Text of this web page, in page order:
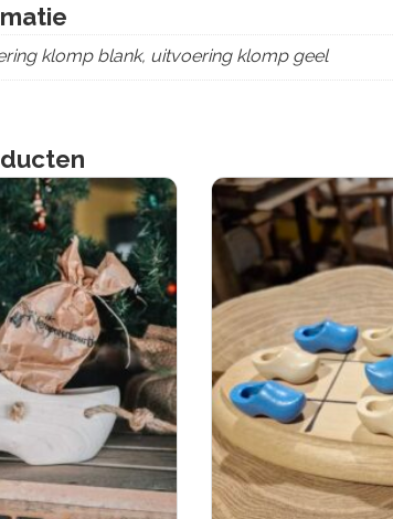
klomp blank, uitvoering klomp geel